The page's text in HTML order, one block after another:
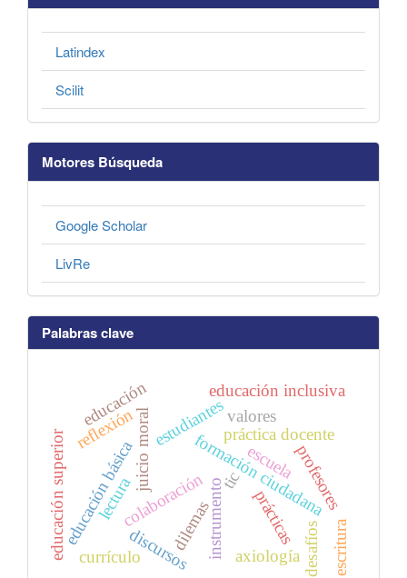
Latindex
Scilit
Motores Búsqueda
Google Scholar
LivRe
Palabras clave
juicio moral
dilemas
reflexión estudiantes
instrumento
formación ciudadana
discursos
escuela
educación inclusiva
práctica docente
educación básica prácticas
colaboración
valores
axiología
educación
educación superior profesores
currículo
tic
desafíos
lectura
escritura